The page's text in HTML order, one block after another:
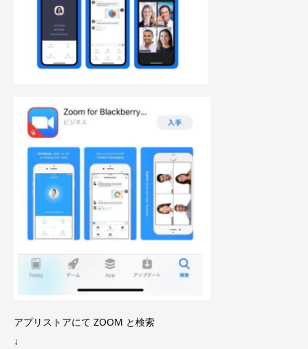
アプリストアにて ZOOM と検索
↓